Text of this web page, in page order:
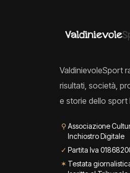
ValdinievoleSport
risultati, società,
e storie dello sport
⚲ Associazione
Inchiostro Digitale
✓ Partita Iva
✶ Testata